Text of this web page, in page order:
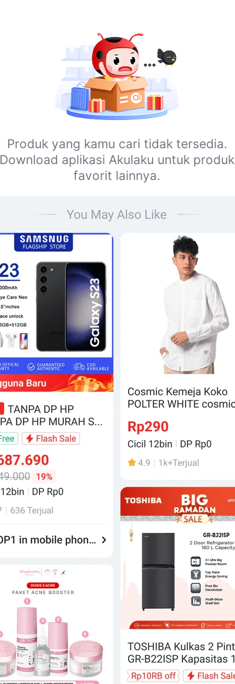
Produk yang kamu cari tidak tersedia.
Download aplikasi Akulaku untuk produk
favorit lainnya.